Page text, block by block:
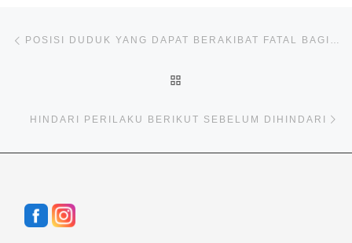
Post navigation POSISI DUDUK YANG DAPAT BERAKIBAT FATAL BAGI TUBUH
HINDARI PERILAKU BERIKUT SEBELUM DIHINDARI